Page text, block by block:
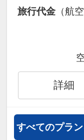
旅行代金 （航
詳細
すべてのプラ